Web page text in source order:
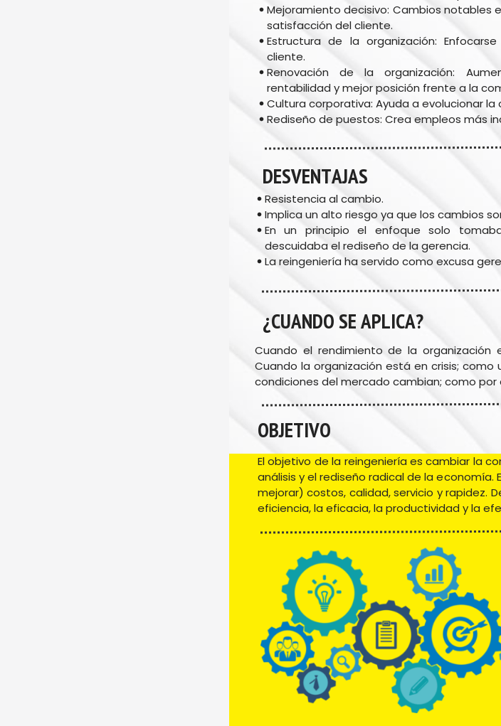
Mejoramiento decisivo: Cambios notables
satisfacción del cliente.
Estructura de la organización:
cliente.
Renovación de la organización:
rentabilidad y mejor posición frente a la
Cultura corporativa: Ayuda a evolucionar la
Rediseño de puestos: Crea empleos más
DESVENTAJAS
Resistencia al cambio.
Implica un alto riesgo ya que los cambios
En un principio el enfoque solo
descuidaba el rediseño de la gerencia.
La reingeniería ha servido como excusa
¿CUANDO SE APLICA?
Cuando el rendimiento de la
Cuando la organización está en crisis;
condiciones del mercado cambian; como
OBJETIVO
El objetivo de la reingeniería es cambiar la
análisis y el rediseño radical de la
mejorar) costos, calidad, servicio y rapidez.
eficiencia, la eficacia, la productividad y la